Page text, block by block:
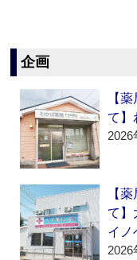
企画
【
て】
2026
【
て】
イノ
2026